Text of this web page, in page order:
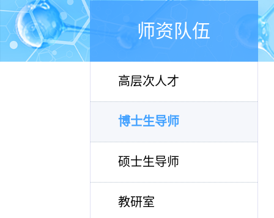
师资队伍
高层次人才
博士生导师
硕士生导师
教研室